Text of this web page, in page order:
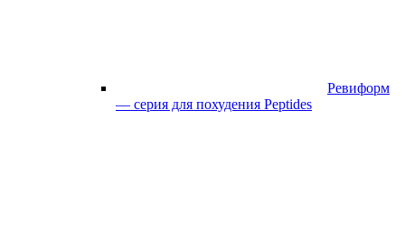
Ревиформ
— серия для похудения Peptides